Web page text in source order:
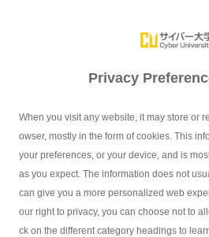
Privacy
When you visit any website, it may store or
owser, mostly in the form of cookies. This
your preferences, or your device, and is
as you expect. The information does not
can give you a more personalized web
our right to privacy, you can choose not to
ck on the different category headings to
合格発表から入学
サイバー大学TOP 入試情報 合格
1 入学時本人確認